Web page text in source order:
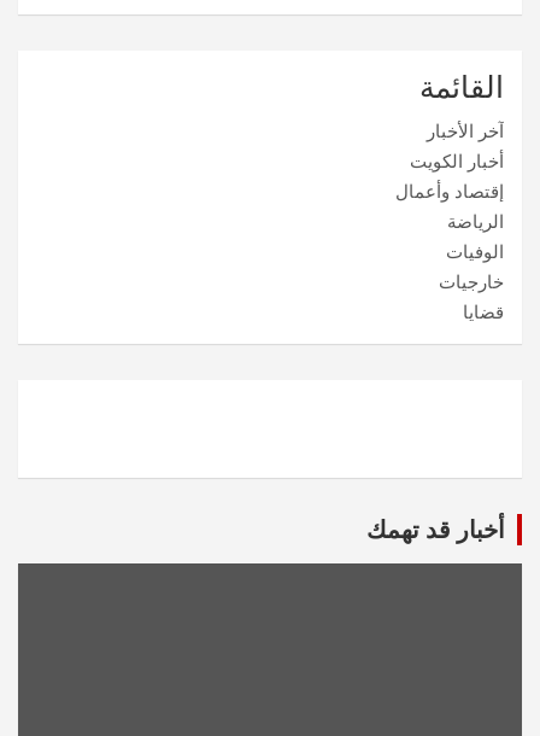
القائمة
آخر الأخبار
أخبار الكويت
إقتصاد وأعمال
الرياضة
الوفيات
خارجيات
قضايا
أخبار قد تهمك